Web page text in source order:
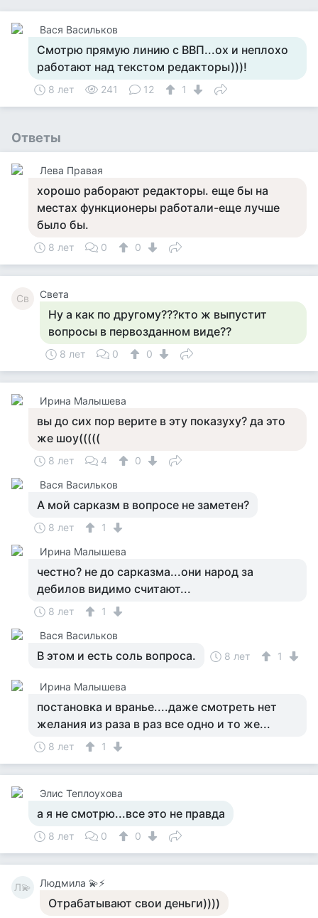
Вася Васильков
Смотрю прямую линию с ВВП...ох и неплохо
работают над текстом редакторы)))!
8 лет 241 12 1
Ответы
Лева Правая
хорошо раборают редакторы. еще бы на
местах функционеры работали-еще лучше
было бы.
8 лет 0 0
Св Света
Ну а как по другому???кто ж выпустит
вопросы в первозданном виде??
8 лет 0 0
Ирина Малышева
вы до сих пор верите в эту показуху? да это
же шоу(((((
8 лет 4
0
Вася Васильков
А мой сарказм в вопросе не заметен?
8 лет
1
Ирина Малышева
честно? не до сарказма...они народ за
дебилов видимо считают...
8 лет
1
Вася Васильков
В этом и есть соль вопроса. 8 лет 1
Ирина Малышева
постановка и вранье....даже смотреть нет
желания из раза в раз все одно и то же...
8 лет 1
Элис Теплоухова
а я не смотрю...все это не правда
8 лет 0 0
Л💫 Людмила 💫⚡
Отрабатывают свои деньги))))